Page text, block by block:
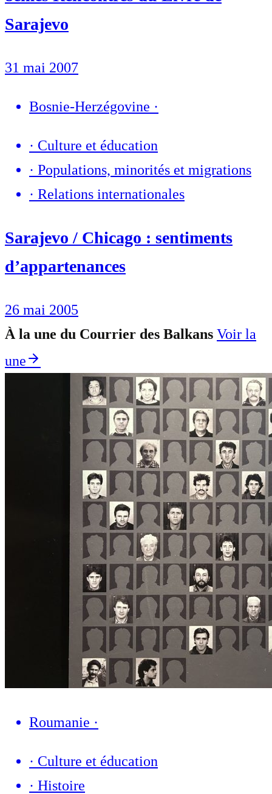
Sarajevo
31 mai 2007
Bosnie-Herzégovine ·
· Culture et éducation
· Populations, minorités et migrations
· Relations internationales
Sarajevo / Chicago : sentiments
d’appartenances
26 mai 2005
À la une du Courrier des Balkans Voir la
une
Roumanie ·
· Culture et éducation
· Histoire